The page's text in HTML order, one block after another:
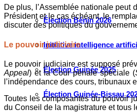
Élection Bénin 2026
Initiative intelligence
Élection Guinée 2025
Élection Guinée-Bissau
De plus, l’Assemblée nationale peut
Président et le cas échéant, le
discuter des politiques du
Le pouvoir judiciaire
Le pouvoir judiciaire est supposé
Appeal) et la Cour pénale spéciale (
l’indépendance des cours, tribunaux
Toutes les composantes du pouvoir
du Conseil de la magistrature et tous